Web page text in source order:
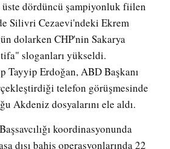
dördüncü şampiyonluk fiilen
Silivri Cezaevi'ndeki Ekrem
dolarken CHP'nin Sakarya
sloganları yükseldi.
Tayyip Erdoğan, ABD Başkanı
telefon görüşmesinde
Akdeniz dosyalarını ele aldı.
koordinasyonunda
dışı bahis operasyonlarında 22